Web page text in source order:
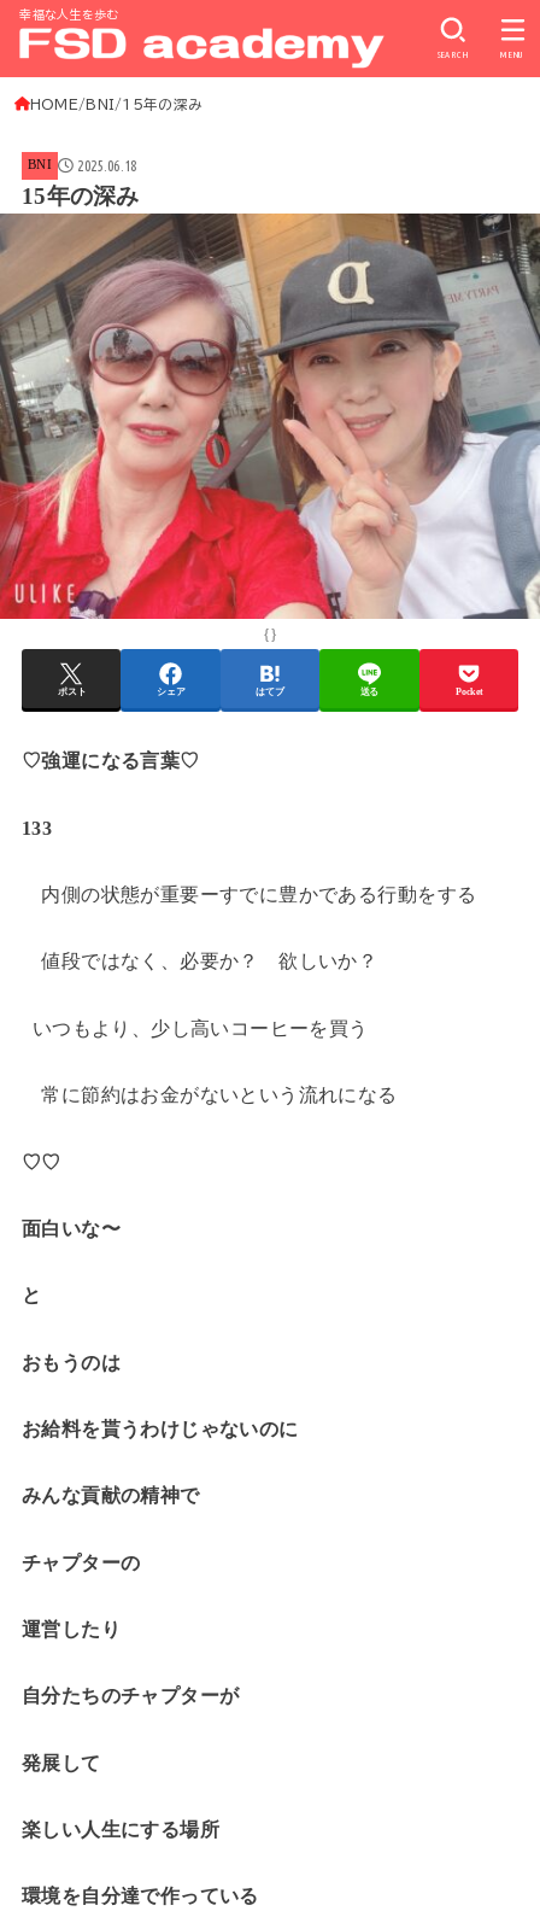
幸福な人生を歩む
SEARCH MENU
HOME BNI 15年の深み
BNI 2025.06.18
15年の深み
{}
ポスト シェア はてブ 送る Pocket
♡強運になる言葉♡
133
内側の状態が重要ーすでに豊かである行動をする
値段ではなく、必要か？ 欲しいか？
いつもより、少し高いコーヒーを買う
常に節約はお金がないという流れになる
♡♡
面白いな〜
と
おもうのは
お給料を貰うわけじゃないのに
みんな貢献の精神で
チャプターの
運営したり
自分たちのチャプターが
発展して
楽しい人生にする場所
環境を自分達で作っている